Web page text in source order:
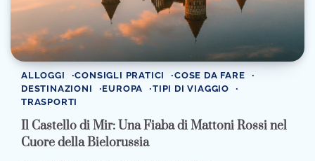
ALLOGGI CONSIGLI PRATICI
COSE DA FARE
DESTINAZIONI
EUROPA
TIPI DI VIAGGIO
TRASPORTI
Il Castello di Mir: Una Fiaba di Mattoni Rossi nel
Cuore della Bielorussia